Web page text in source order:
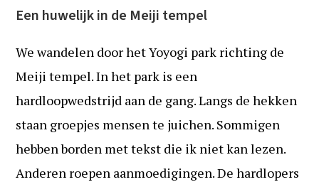
Een huwelijk in de Meiji tempel
We wandelen door het Yoyogi park richting de
Meiji tempel. In het park is een
hardloopwedstrijd aan de gang. Langs de hekken
staan groepjes mensen te juichen. Sommigen
hebben borden met tekst die ik niet kan lezen.
Anderen roepen aanmoedigingen. De hardlopers